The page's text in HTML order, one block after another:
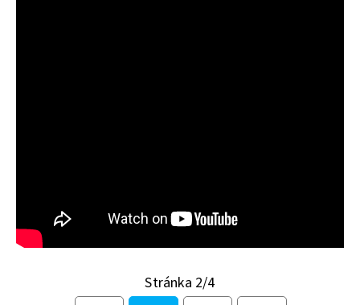
Stránka 2/4